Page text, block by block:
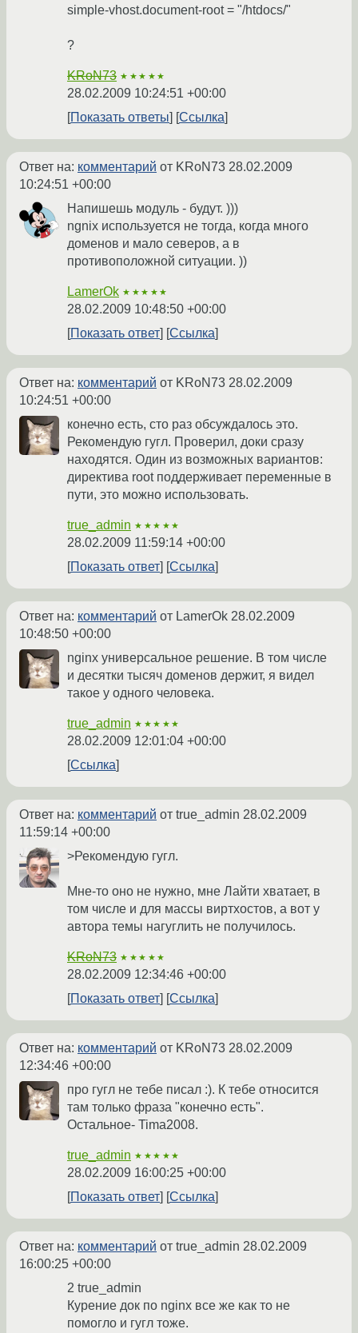
simple-vhost.document-root = "/htdocs/"
?
KRoN73 ★★★★★
28.02.2009 10:24:51 +00:00
Показать ответы
Ссылка
Ответ на: комментарий от KRoN73 28.02.2009
10:24:51 +00:00
Напишешь модуль - будут. )))
ngnix используется не тогда, когда много
доменов и мало северов, а в
противоположной ситуации. ))
LamerOk ★★★★★
28.02.2009 10:48:50 +00:00
Показать ответ
Ссылка
Ответ на: комментарий от KRoN73 28.02.2009
10:24:51 +00:00
конечно есть, сто раз обсуждалось это.
Рекомендую гугл. Проверил, доки сразу
находятся. Один из возможных вариантов:
директива root поддерживает переменные в
пути, это можно использовать.
true_admin ★★★★★
28.02.2009 11:59:14 +00:00
Показать ответ
Ссылка
Ответ на: комментарий от LamerOk 28.02.2009
10:48:50 +00:00
nginx универсальное решение. В том числе
и десятки тысяч доменов держит, я видел
такое у одного человека.
true_admin ★★★★★
28.02.2009 12:01:04 +00:00
Ссылка
Ответ на: комментарий от true_admin 28.02.2009
11:59:14 +00:00
>Рекомендую гугл.
Мне-то оно не нужно, мне Лайти хватает, в
том числе и для массы виртхостов, а вот у
автора темы нагуглить не получилось.
KRoN73 ★★★★★
28.02.2009 12:34:46 +00:00
Показать ответ
Ссылка
Ответ на: комментарий от KRoN73 28.02.2009
12:34:46 +00:00
про гугл не тебе писал :). К тебе относится
там только фраза "конечно есть".
Остальное- Tima2008.
true_admin ★★★★★
28.02.2009 16:00:25 +00:00
Показать ответ
Ссылка
Ответ на: комментарий от true_admin 28.02.2009
16:00:25 +00:00
2 true_admin
Курение док по nginx все же как то не
помогло и гугл тоже.